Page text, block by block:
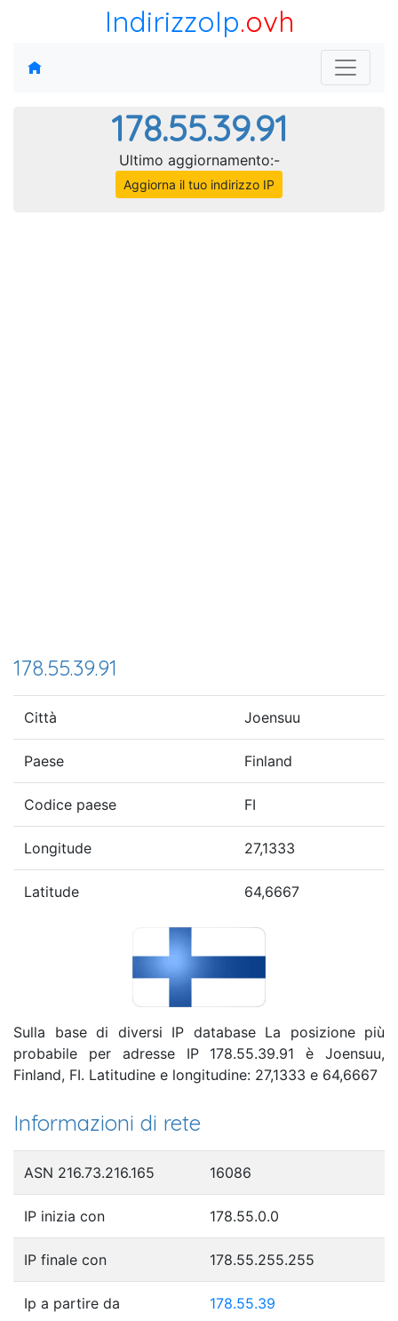
IndirizzoIp.ovh
178.55.39.91
Ultimo aggiornamento:-
Aggiorna il tuo indirizzo IP
178.55.39.91
Città Joensuu
Paese Finland
Codice paese FI
Longitude 27,1333
Latitude 64,6667
Sulla base di diversi IP database La posizione più
probabile per adresse IP 178.55.39.91 è Joensuu,
Finland, FI. Latitudine e longitudine: 27,1333 e 64,6667
Informazioni di rete
ASN 216.73.216.165 16086
IP inizia con 178.55.0.0
IP finale con 178.55.255.255
Ip a partire da 178.55.39